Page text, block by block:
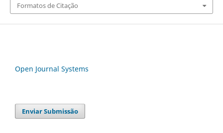
Formatos de Citação
Open Journal Systems
Enviar Submissão